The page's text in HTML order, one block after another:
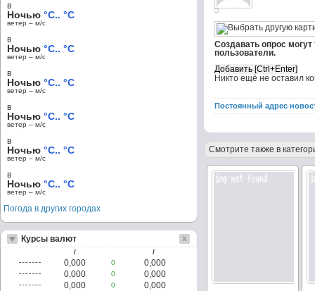
Создавать опрос
пользователи.
Никто ещё не оставил
Постоянный адрес
Смотрите также в
в
Ночью °C.. °C
ветер – м/c
в
Ночью °C.. °C
ветер – м/c
в
Ночью °C.. °C
ветер – м/c
в
Ночью °C.. °C
ветер – м/c
в
Ночью °C.. °C
ветер – м/c
в
Ночью °C.. °C
ветер – м/c
Погода в других городах
Курсы валют
/ /
0,000 0
0,000
0,000
0
0,000
0,000
0
0,000